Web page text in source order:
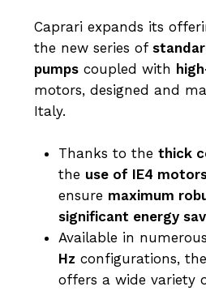
Caprari expands its
the new series of
pumpscoupled with
motors, designed and
Italy.
Thanks to the thick
the use of IE4
ensure maximum
significant energy
Available in numerous
Hz configurations,
offers a wide variety